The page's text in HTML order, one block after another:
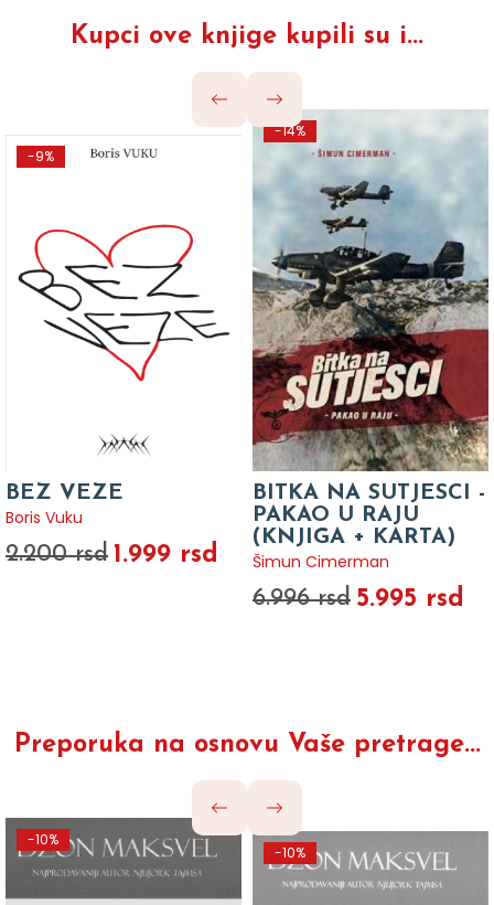
Kupci ove knjige kupili su i...
-9%
BEZ VEZE
Boris Vuku
2.200 rsd 1.999 rsd
-14%
BITKA NA SUTJESCI -
PAKAO U RAJU
(KNJIGA + KARTA)
Šimun Cimerman
6.996 rsd 5.995 rsd
Preporuka na osnovu Vaše pretrage...
-10%
-10%